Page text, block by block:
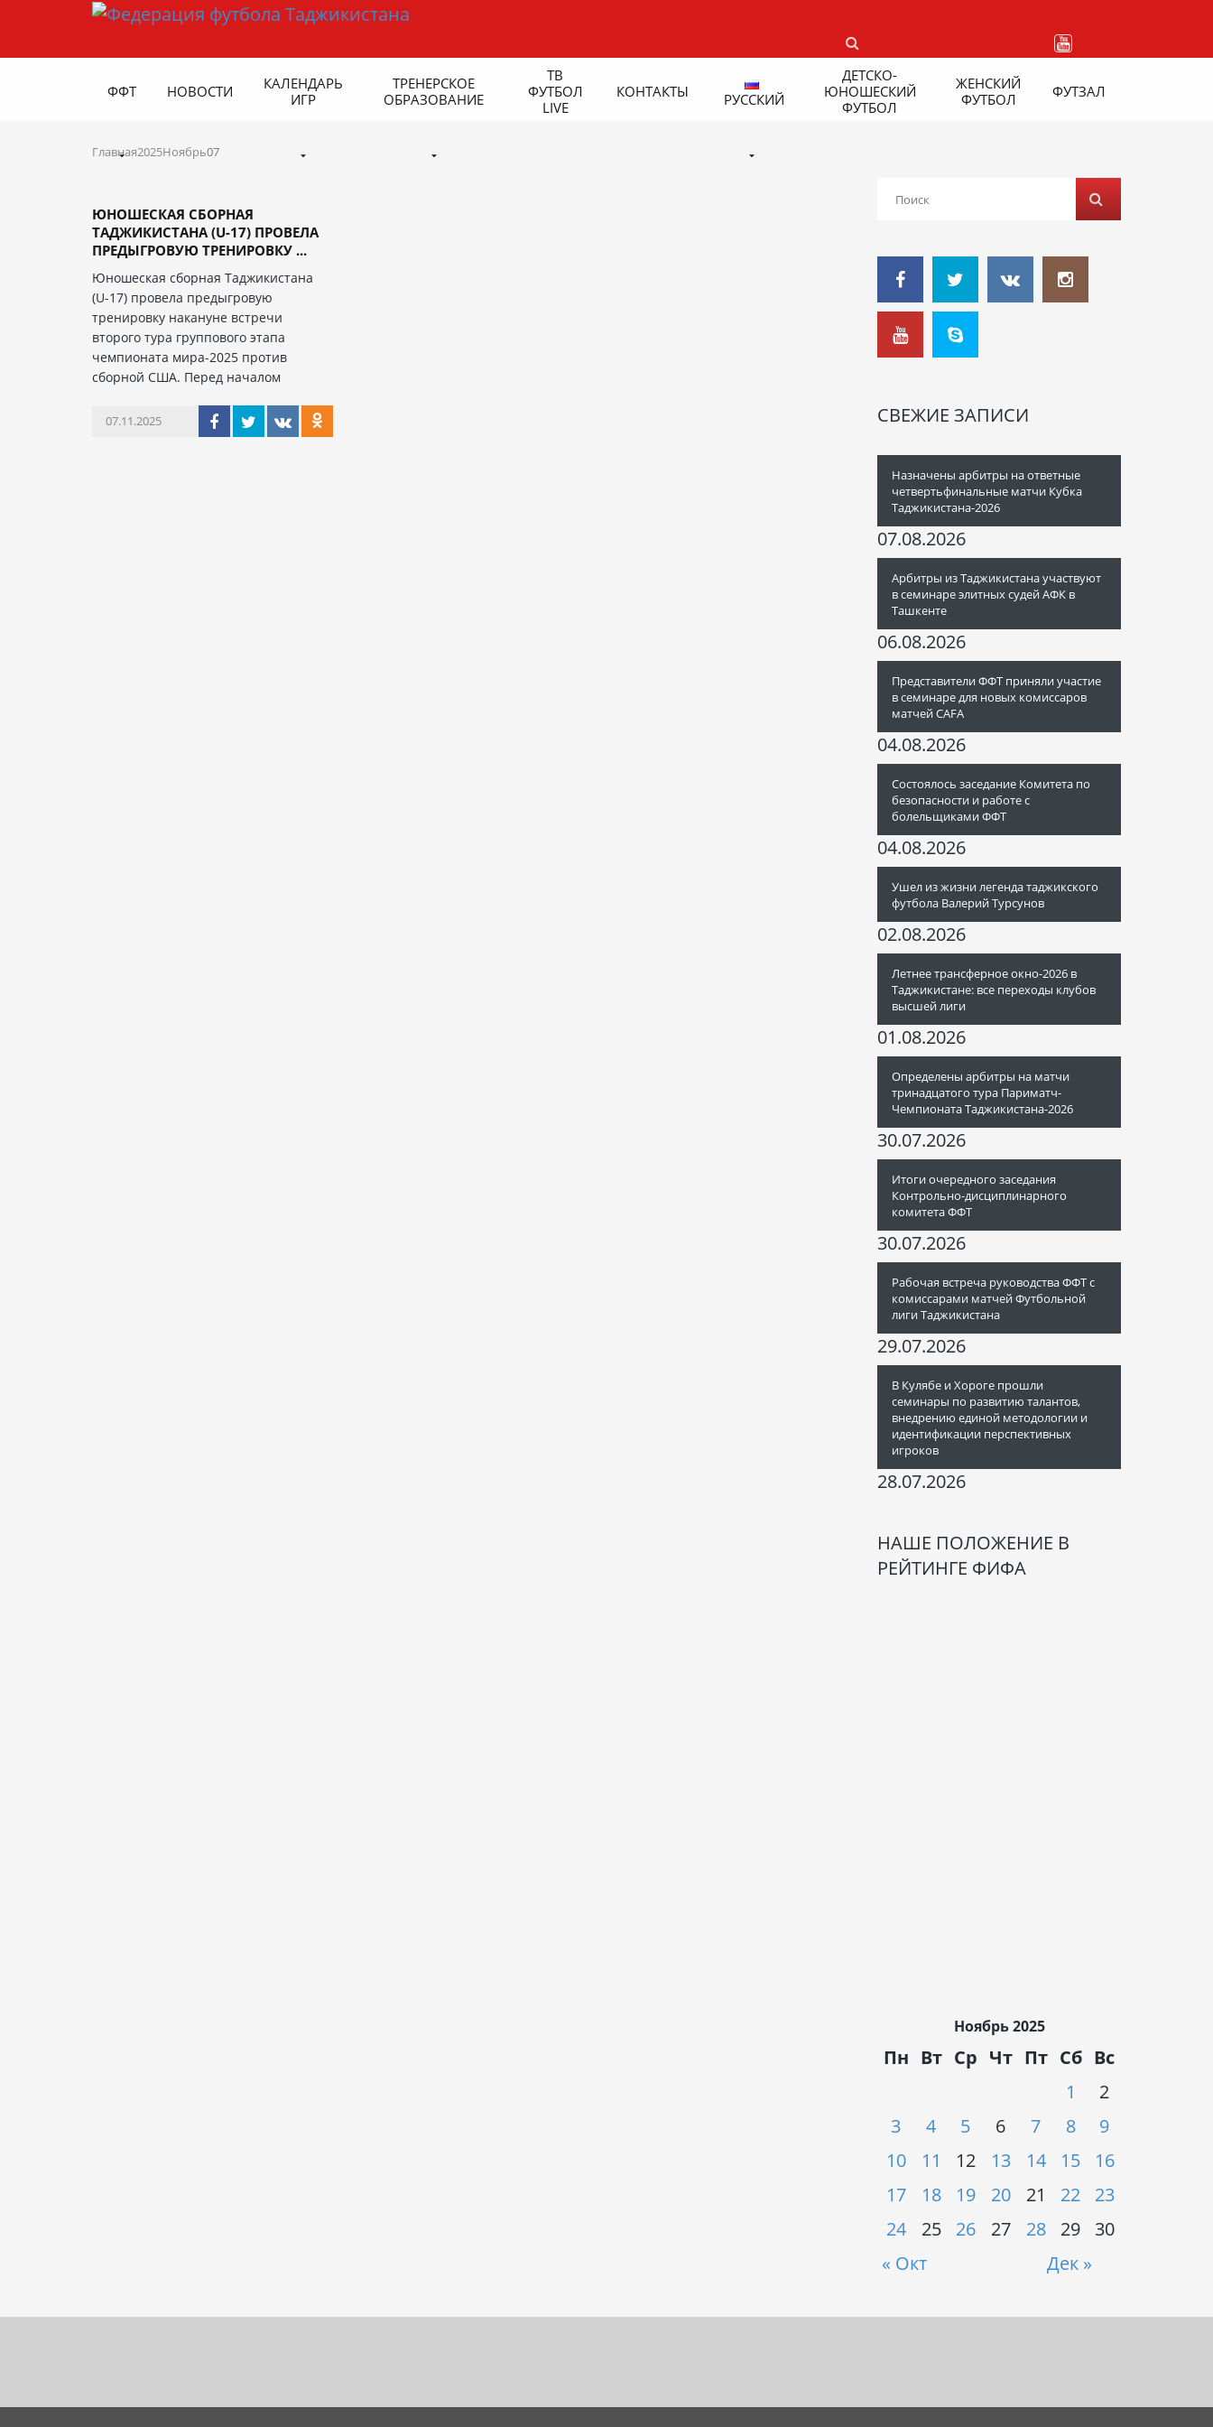
ФФТ НОВОСТИ
КАЛЕНДАРЬ
ИГР
ТРЕНЕРСКОЕ
ОБРАЗОВАНИЕ
ТВ
ФУТБОЛ
LIVE
КОНТАКТЫ РУССКИЙ
ДЕТСКО-
ЮНОШЕСКИЙ
ФУТБОЛ
ЖЕНСКИЙ
ФУТБОЛ
ФУТЗАЛ
Главная2025Ноябрь07
ЮНОШЕСКАЯ СБОРНАЯ
ТАДЖИКИСТАНА (U-17) ПРОВЕЛА
ПРЕДЫГРОВУЮ ТРЕНИРОВКУ ...
Юношеская сборная Таджикистана
(U-17) провела предыгровую
тренировку накануне встречи
второго тура группового этапа
чемпионата мира-2025 против
сборной США. Перед началом
07.11.2025 СВЕЖИЕ ЗАПИСИ
Назначены арбитры на ответные
четвертьфинальные матчи Кубка
Таджикистана-2026
07.08.2026
Арбитры из Таджикистана участвуют
в семинаре элитных судей АФК в
Ташкенте
06.08.2026
Представители ФФТ приняли участие
в семинаре для новых комиссаров
матчей CAFA
04.08.2026
Состоялось заседание Комитета по
безопасности и работе с
болельщиками ФФТ
04.08.2026
Ушел из жизни легенда таджикского
футбола Валерий Турсунов
02.08.2026
Летнее трансферное окно-2026 в
Таджикистане: все переходы клубов
высшей лиги
01.08.2026
Определены арбитры на матчи
тринадцатого тура Париматч-
Чемпионата Таджикистана-2026
30.07.2026
Итоги очередного заседания
Контрольно-дисциплинарного
комитета ФФТ
30.07.2026
Рабочая встреча руководства ФФТ с
комиссарами матчей Футбольной
лиги Таджикистана
29.07.2026
В Кулябе и Хороге прошли
семинары по развитию талантов,
внедрению единой методологии и
идентификации перспективных
игроков
28.07.2026
НАШЕ ПОЛОЖЕНИЕ В
РЕЙТИНГЕ ФИФА
Ноябрь 2025
Пн Вт Ср Чт Пт Сб Вс
« Окт Дек »
1
2
3
4 5 6 7 8
9
10
11 12 13 14 15
16
17
18 19 20 21 22
23
24
25 26 27 28 29 30